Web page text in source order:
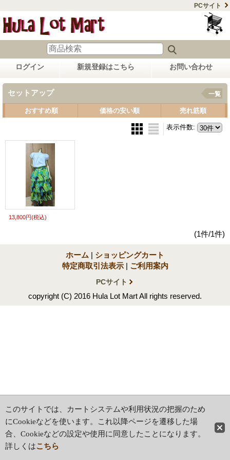
PCサイト
ログイン 新規登録はこちら お問い合わせ
セットアップ 一覧
おすすめ順 価格の安い順 売れ筋順
表示件数:
13,800円(税込)
(1件/1件)
ホーム | ショッピングカート
特定商取引法表示 | ご利用案内
PCサイト
copyright (C) 2016 Hula Lot Mart All rights reserved.
このサイトでは、カートシステムや利用状況の把握のため
にCookieなどを使います。これ以降ページを遷移した場
合、Cookieなどの設定や使用に同意したことになります。
詳しくはこちら